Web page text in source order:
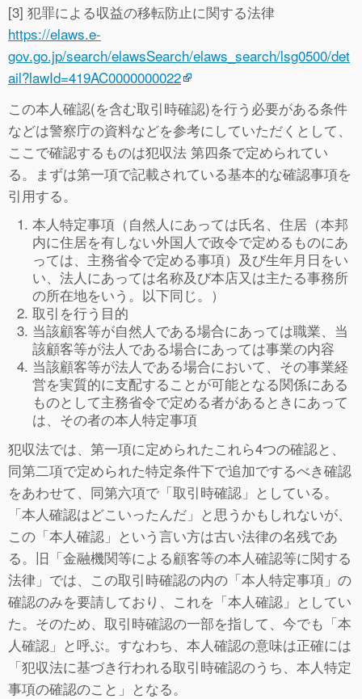
[3] 犯罪による収益の移転防止に関する法律
https://elaws.e-
gov.go.jp/search/elawsSearch/elaws_search/lsg0500/det
ail?lawId=419AC0000000022
この本人確認(を含む取引時確認)を行う必要がある条件
などは警察庁の資料などを参考にしていただくとして、
ここで確認するものは犯収法 第四条で定められてい
る。まずは第一項で記載されている基本的な確認事項を
引用する。
本人特定事項（自然人にあっては氏名、住居（本邦
内に住居を有しない外国人で政令で定めるものにあ
っては、主務省令で定める事項）及び生年月日をい
い、法人にあっては名称及び本店又は主たる事務所
の所在地をいう。以下同じ。）
取引を行う目的
当該顧客等が自然人である場合にあっては職業、当
該顧客等が法人である場合にあっては事業の内容
当該顧客等が法人である場合において、その事業経
営を実質的に支配することが可能となる関係にある
ものとして主務省令で定める者があるときにあって
は、その者の本人特定事項
犯収法では、第一項に定められたこれら4つの確認と、
同第二項で定められた特定条件下で追加でするべき確認
をあわせて、同第六項で「取引時確認」としている。
「本人確認はどこいったんだ」と思うかもしれないが、
この「本人確認」という言い方は古い法律の名残であ
る。旧「金融機関等による顧客等の本人確認等に関する
法律」では、この取引時確認の内の「本人特定事項」の
確認のみを要請しており、これを「本人確認」としてい
た。そのため、取引時確認の一部を指して、今でも「本
人確認」と呼ぶ。すなわち、本人確認の意味は正確には
「犯収法に基づき行われる取引時確認のうち、本人特定
事項の確認のこと」となる。